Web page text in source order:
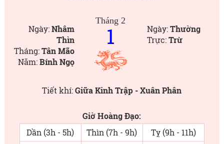
Ngày:Nhâm
Thìn
Tháng:Tân Mão
Năm:Bính Ngọ
Tháng 2
1 Ngày:Thường
Trực:Trừ
Tiết khí:Giữa Kinh Trập - Xuân Phân
Giờ Hoàng Đạo:
Dần (3h - 5h)
Thìn (7h - 9h)
Tỵ (9h - 11h)